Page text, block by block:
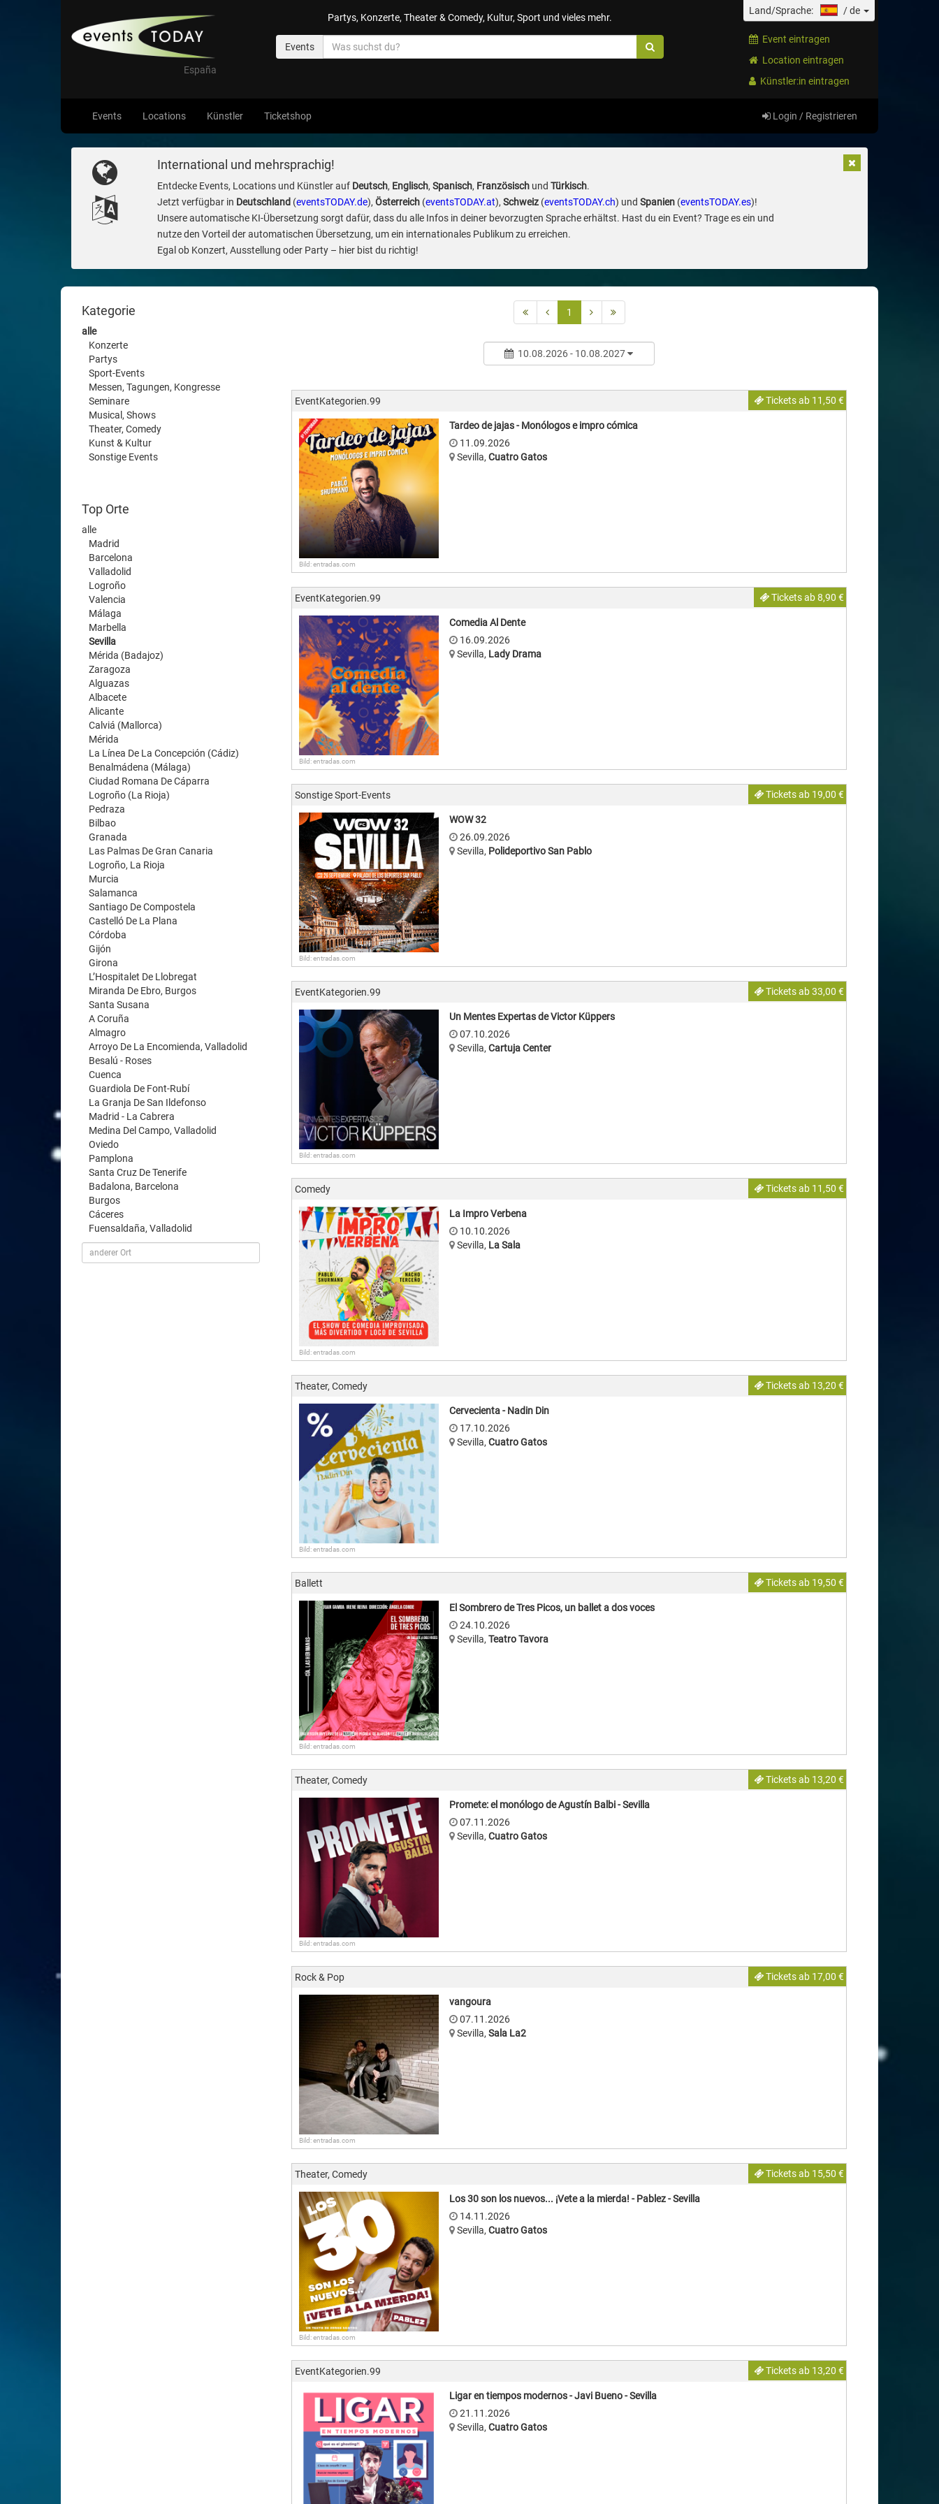
España
Partys, Konzerte, Theater & Comedy, Kultur, Sport und vieles mehr.
Events
Land/Sprache: /de
Event eintragen
Location eintragen
Künstler:in eintragen
Events Locations Künstler Ticketshop Login / Registrieren
International und mehrsprachig!
Entdecke Events, Locations und Künstler auf Deutsch, Englisch, Spanisch, Französischund Türkisch.
Jetzt verfügbar in Deutschland (eventsTODAY.de), Österreich(eventsTODAY.at), Schweiz(eventsTODAY.ch) und Spanien(eventsTODAY.es)!
Unsere automatische KI-Übersetzung sorgt dafür, dass du alle Infos in deiner bevorzugten Sprache erhältst. Hast du ein Event? Trage es ein und
nutze den Vorteil der automatischen Übersetzung, um ein internationales Publikum zu erreichen.
Egal ob Konzert, Ausstellung oder Party – hier bist du richtig!
Kategorie
alle
Konzerte
Partys
Sport-Events
Messen, Tagungen, Kongresse
Seminare
Musical, Shows
Theater, Comedy
Kunst & Kultur
Sonstige Events
Top Orte
alle
Madrid
Barcelona
Valladolid
Logroño
Valencia
Málaga
Marbella
Sevilla
Mérida (Badajoz)
Zaragoza
Alguazas
Albacete
Alicante
Calviá (Mallorca)
Mérida
La Línea De La Concepción (Cádiz)
Benalmádena (Málaga)
Ciudad Romana De Cáparra
Logroño (La Rioja)
Pedraza
Bilbao
Granada
Las Palmas De Gran Canaria
Logroño, La Rioja
Murcia
Salamanca
Santiago De Compostela
Castelló De La Plana
Córdoba
Gijón
Girona
L’Hospitalet De Llobregat
Miranda De Ebro, Burgos
Santa Susana
A Coruña
Almagro
Arroyo De La Encomienda, Valladolid
Besalú - Roses
Cuenca
Guardiola De Font-Rubí
La Granja De San Ildefonso
Madrid - La Cabrera
Medina Del Campo, Valladolid
Oviedo
Pamplona
Santa Cruz De Tenerife
Badalona, Barcelona
Burgos
Cáceres
Fuensaldaña, Valladolid
1
10.08.2026 - 10.08.2027
EventKategorien.99 Tickets ab 11,50 €
Bild: entradas.com
Tardeo de jajas - Monólogos e impro cómica
11.09.2026
Sevilla, Cuatro Gatos
EventKategorien.99 Tickets ab 8,90 €
Bild: entradas.com
Comedia Al Dente
16.09.2026
Sevilla, Lady Drama
Sonstige Sport-Events Tickets ab 19,00 €
Bild: entradas.com
WOW 32
26.09.2026
Sevilla, Polideportivo San Pablo
EventKategorien.99 Tickets ab 33,00 €
Bild: entradas.com
Un Mentes Expertas de Victor Küppers
07.10.2026
Sevilla, Cartuja Center
Comedy Tickets ab 11,50 €
Bild: entradas.com
La Impro Verbena
10.10.2026
Sevilla, La Sala
Theater, Comedy Tickets ab 13,20 €
Bild: entradas.com
Cervecienta - Nadin Din
17.10.2026
Sevilla, Cuatro Gatos
Ballett Tickets ab 19,50 €
Bild: entradas.com
El Sombrero de Tres Picos, un ballet a dos voces
24.10.2026
Sevilla, Teatro Tavora
Theater, Comedy Tickets ab 13,20 €
Bild: entradas.com
Promete: el monólogo de Agustín Balbi - Sevilla
07.11.2026
Sevilla, Cuatro Gatos
Rock & Pop Tickets ab 17,00 €
Bild: entradas.com
vangoura
07.11.2026
Sevilla, Sala La2
Theater, Comedy Tickets ab 15,50 €
Bild: entradas.com
Los 30 son los nuevos... ¡Vete a la mierda! - Pablez - Sevilla
14.11.2026
Sevilla, Cuatro Gatos
EventKategorien.99 Tickets ab 13,20 €
Ligar en tiempos modernos - Javi Bueno - Sevilla
21.11.2026
Sevilla, Cuatro Gatos